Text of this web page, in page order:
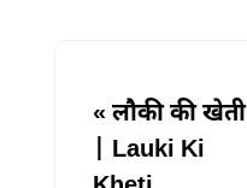
«लौकी की खेती
| Lauki Ki